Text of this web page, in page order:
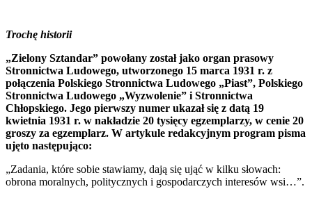
Trochę historii
„Zielony Sztandar” powołany został jako organ prasowy
Stronnictwa Ludowego, utworzonego 15 marca 1931 r. z
połączenia Polskiego Stronnictwa Ludowego „Piast”, Polskiego
Stronnictwa Ludowego „Wyzwolenie” i Stronnictwa
Chłopskiego. Jego pierwszy numer ukazał się z datą 19
kwietnia 1931 r. w nakładzie 20 tysięcy egzemplarzy, w cenie 20
groszy za egzemplarz. W artykule redakcyjnym program pisma
ujęto następująco:
„Zadania, które sobie stawiamy, dają się ująć w kilku słowach:
obrona moralnych, politycznych i gospodarczych interesów wsi…”.